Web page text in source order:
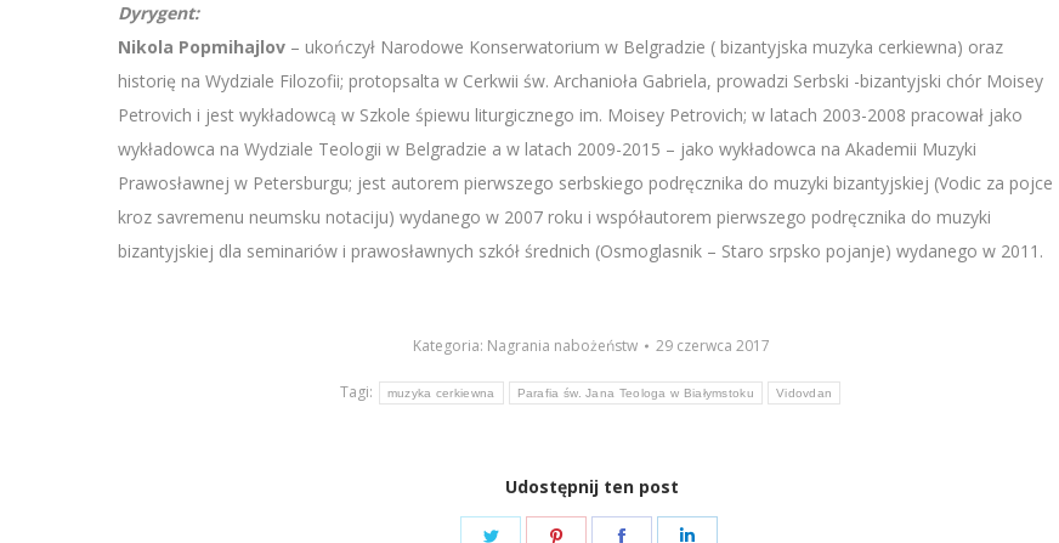
zmniejszyć
głośność.
Dyrygent:
Nikola Popmihajlov – ukończył Narodowe Konserwatorium w Belgradzie ( bizantyjska muzyka cerkiewna) oraz
historię na Wydziale Filozofii; protopsalta w Cerkwii św. Archanioła Gabriela, prowadzi Serbski -bizantyjski chór Moisey
Petrovich i jest wykładowcą w Szkole śpiewu liturgicznego im. Moisey Petrovich; w latach 2003-2008 pracował jako
wykładowca na Wydziale Teologii w Belgradzie a w latach 2009-2015 – jako wykładowca na Akademii Muzyki
Prawosławnej w Petersburgu; jest autorem pierwszego serbskiego podręcznika do muzyki bizantyjskiej (Vodic za pojce
kroz savremenu neumsku notaciju) wydanego w 2007 roku i współautorem pierwszego podręcznika do muzyki
bizantyjskiej dla seminariów i prawosławnych szkół średnich (Osmoglasnik – Staro srpsko pojanje) wydanego w 2011.
Kategoria: Nagrania nabożeństw 29 czerwca 2017
Tagi: muzyka cerkiewna Parafia św. Jana Teologa w Białymstoku Vidovdan
Udostępnij ten post
Share
Share
Share